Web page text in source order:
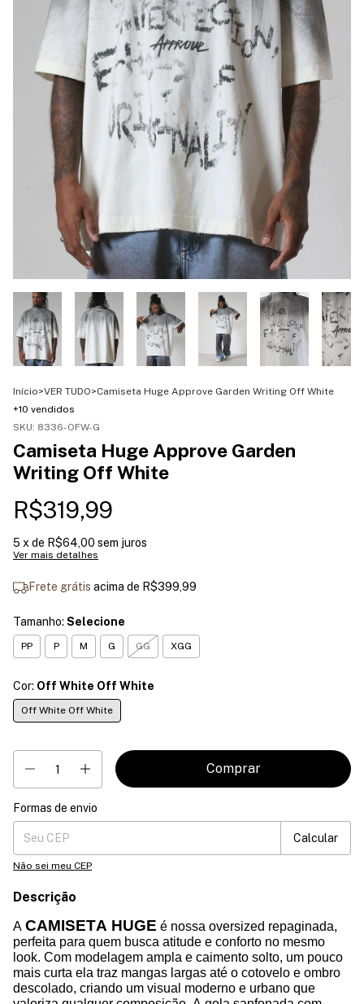
Início>VER TUDO>Camiseta Huge Approve Garden Writing Off White
+10 vendidos
SKU: 8336-OFW-G
Camiseta Huge Approve Garden
Writing Off White
R$319,99
5 x de R$64,00 sem juros
Ver mais detalhes
Frete grátis acima de R$399,99
Tamanho: Selecione
PP P M G GG XGG
Cor: Off White Off White
Off White Off White
Entregas para o CEP:
Formas de envio
Calcular
Não sei meu CEP
Descrição
A CAMISETA HUGE é nossa oversized repaginada,
perfeita para quem busca atitude e conforto no mesmo
look. Com modelagem ampla e caimento solto, um pouco
mais curta ela traz mangas largas até o cotovelo e ombro
descolado, criando um visual moderno e urbano que